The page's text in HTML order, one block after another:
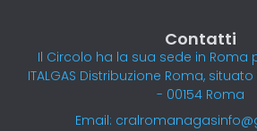
Contatti
Il Circolo ha la sua sede in Roma
ITALGAS Distribuzione Roma,
- 00154 Roma
Email: